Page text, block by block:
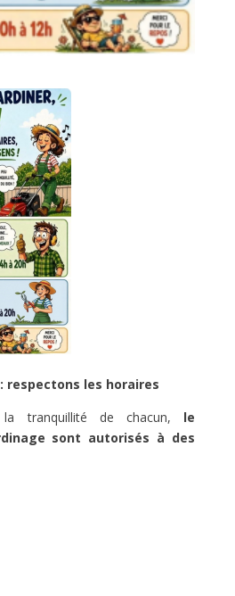
respectons les horaires
tranquillité de chacun, le
sont autorisés à des